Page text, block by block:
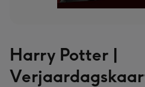
Harry Potter |